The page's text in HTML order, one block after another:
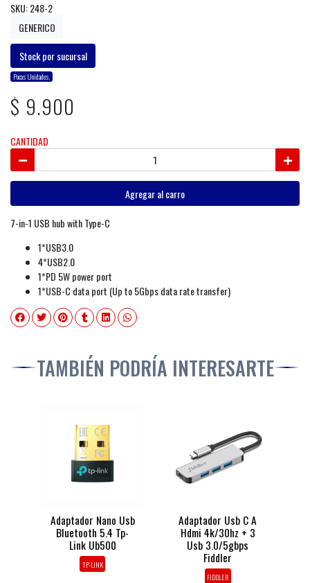
SKU: 248-2
GENERICO
Stock por sucursal
Pocas Unidades.
$ 9.900
CANTIDAD
Agregar al carro
7-in-1 USB hub with Type-C
1*USB3.0
4*USB2.0
1*PD 5W power port
1*USB-C data port (Up to 5Gbps data rate transfer)
TAMBIÉN PODRÍA INTERESARTE
Adaptador Nano Usb
Bluetooth 5.4 Tp-
Link Ub500
TP-LINK
Adaptador Usb C A
Hdmi 4k/30hz + 3
Usb 3.0/5gbps
Fiddler
FIDDLER